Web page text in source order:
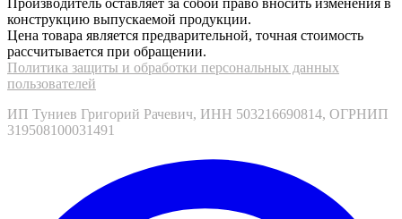
конструкцию выпускаемой продукции.
Цена товара является предварительной, точная стоимость
рассчитывается при обращении.
Политика защиты и обработки персональных данных
пользователей
ИП Туниев Григорий Рачевич, ИНН 503216690814, ОГРНИП
319508100031491